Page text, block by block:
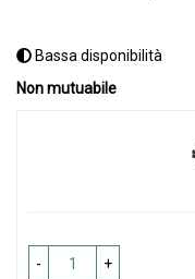
Bassa disponibilità
Non mutuabile
- +